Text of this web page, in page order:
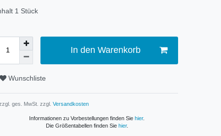
1 Stück
In den Warenkorb
Wunschliste
ges. MwSt. zzgl. Versandkosten
Informationen zu Vorbestellungen finden Sie hier.
Die Größentabellen finden Sie hier.